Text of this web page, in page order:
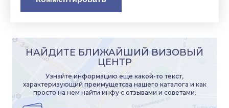
НАЙДИТЕ БЛИЖАЙШИЙ ВИЗОВЫЙ
ЦЕНТР
Узнайте информацию еще какой-то текст,
характеризующий преимущетсва нашего каталога и как
просто на нем найти инфу с отзывами и советами.